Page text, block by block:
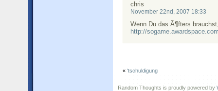
chris
November 22nd, 2007 18:33
Wenn Du das Ã¶fters
http://
« ‘tschuldigung
Random Thoughts is proudly powered by